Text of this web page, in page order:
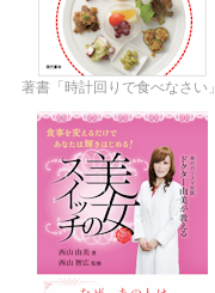
著書「時計回りで食べなさい」